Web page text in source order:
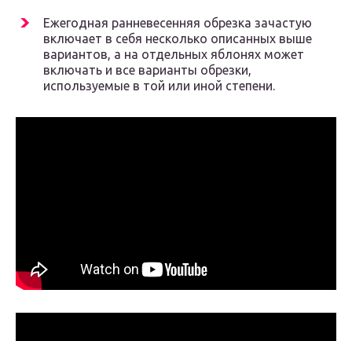
Ежегодная ранневесенняя обрезка зачастую
включает в себя несколько описанных выше
вариантов, а на отдельных яблонях может
включать и все варианты обрезки,
используемые в той или иной степени.